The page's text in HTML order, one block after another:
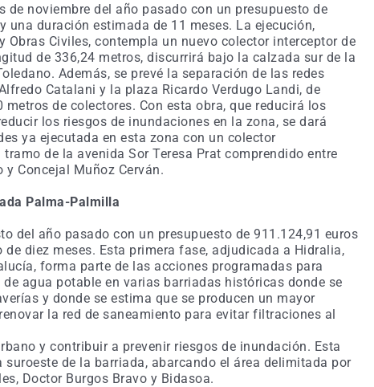
noviembre del año pasado con un presupuesto de
una duración estimada de 11 meses. La ejecución,
Obras Civiles, contempla un nuevo colector interceptor de
de 336,24 metros, discurrirá bajo la calzada sur de la
Además, se prevé la separación de las redes
Catalani y la plaza Ricardo Verdugo Landi, de
de colectores. Con esta obra, que reducirá los
los riesgos de inundaciones en la zona, se dará
ya ejecutada en esta zona con un colector
de la avenida Sor Teresa Prat comprendido entre
y Concejal Muñoz Cerván.
Palma-Palmilla
del año pasado con un presupuesto de 911.124,91 euros
diez meses. Esta primera fase, adjudicada a Hidralia,
forma parte de las acciones programadas para
agua potable en varias barriadas históricas donde se
y donde se estima que se producen un mayor
la red de saneamiento para evitar filtraciones al
y contribuir a prevenir riesgos de inundación. Esta
de la barriada, abarcando el área delimitada por
Doctor Burgos Bravo y Bidasoa.